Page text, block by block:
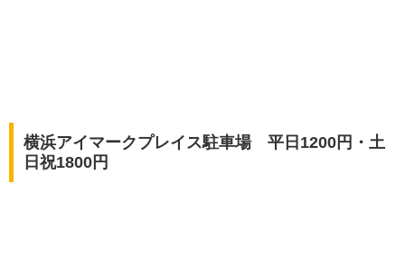
横浜アイマークプレイス駐車場 平日1200円・土
日祝1800円